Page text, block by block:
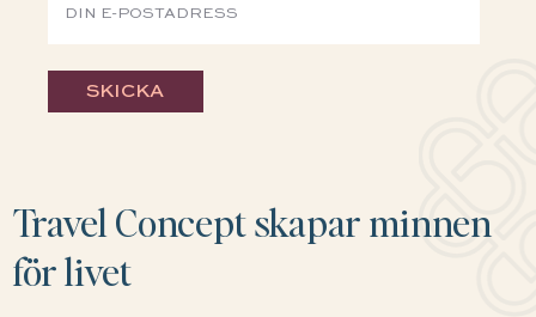
SKICKA
Travel Concept skapar minnen
för livet